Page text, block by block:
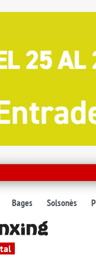
Bages Solsonès